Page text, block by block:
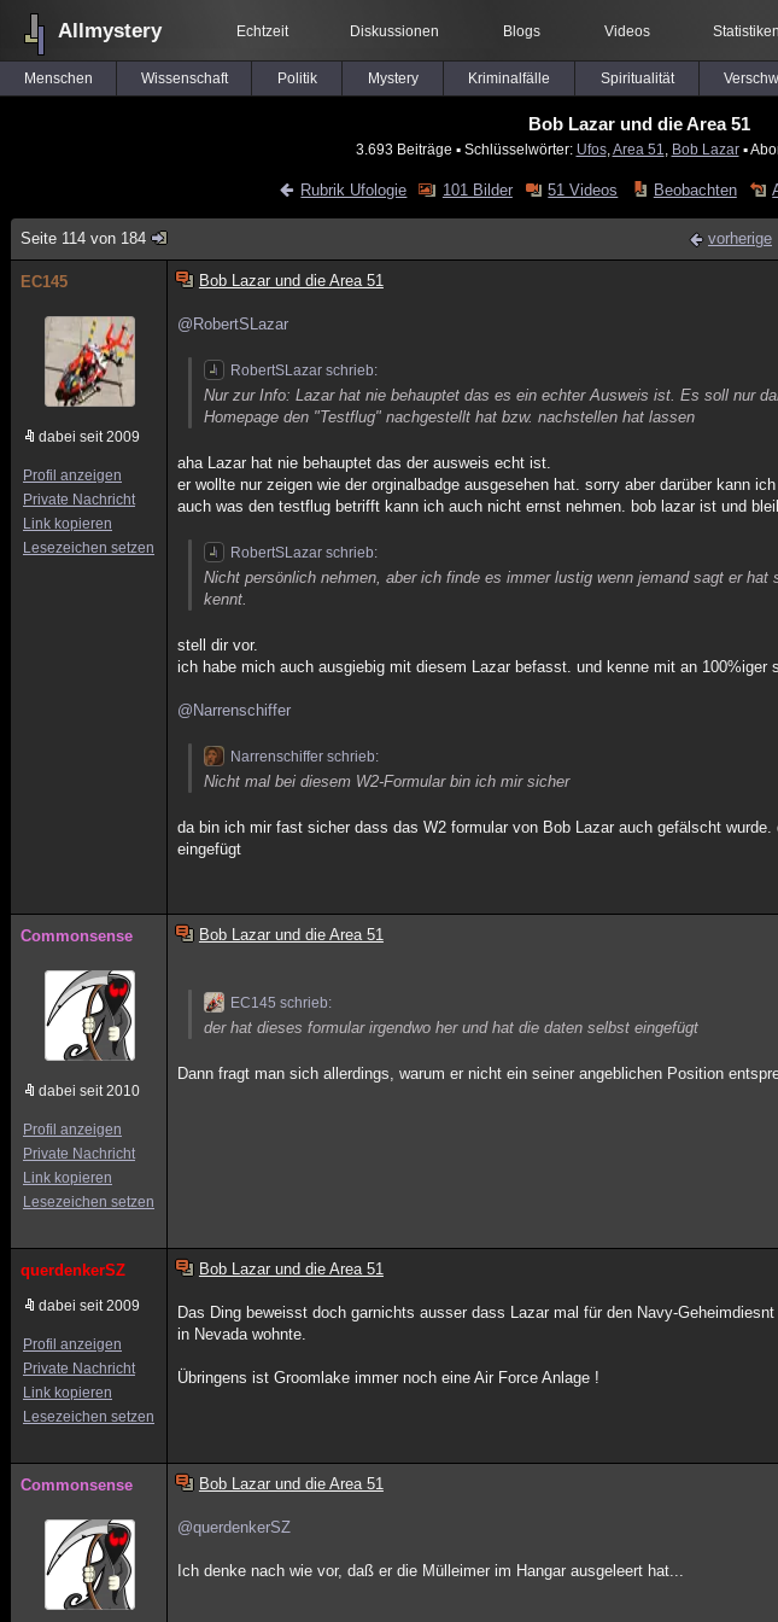
Allmystery Echtzeit Diskussionen Blogs Videos Statistiken
Menschen Wissenschaft Politik Mystery Kriminalfälle Spiritualität
Bob Lazar und die Area 51
3.693 Beiträge ▪ Schlüsselwörter: Ufos, Area 51 Bob Lazar▪
Rubrik Ufologie 101 Bilder 51 Videos Beobachten
Seite 114 von 184 vorherige
EC145
dabei seit 2009
Profil anzeigen
Private Nachricht
Link kopieren
Lesezeichen setzen
Bob Lazar und die Area 51
@RobertSLazar
RobertSLazar schrieb:
Nur zur Info: Lazar hat nie behauptet das es ein echter Ausweis ist. Es soll nur
Homepage den "Testflug" nachgestellt hat bzw. nachstellen hat lassen
aha Lazar hat nie behauptet das der ausweis echt ist.
er wollte nur zeigen wie der orginalbadge ausgesehen hat. sorry aber darüber kann
auch was den testflug betrifft kann ich auch nicht ernst nehmen. bob lazar ist und
RobertSLazar schrieb:
Nicht persönlich nehmen, aber ich finde es immer lustig wenn jemand sagt er
kennt.
stell dir vor.
ich habe mich auch ausgiebig mit diesem Lazar befasst. und kenne mit an 100%iger
@Narrenschiffer
Narrenschiffer schrieb:
Nicht mal bei diesem W2-Formular bin ich mir sicher
da bin ich mir fast sicher dass das W2 formular von Bob Lazar auch gefälscht
eingefügt
Commonsense
dabei seit 2010
Profil anzeigen
Private Nachricht
Link kopieren
Lesezeichen setzen
Bob Lazar und die Area 51
EC145 schrieb:
der hat dieses formular irgendwo her und hat die daten selbst eingefügt
Dann fragt man sich allerdings, warum er nicht ein seiner angeblichen Position
querdenkerSZ
dabei seit 2009
Profil anzeigen
Private Nachricht
Link kopieren
Lesezeichen setzen
Bob Lazar und die Area 51
Das Ding beweisst doch garnichts ausser dass Lazar mal für den Navy-
in Nevada wohnte.
Übringens ist Groomlake immer noch eine Air Force Anlage !
Commonsense Bob Lazar und die Area 51
@querdenkerSZ
Ich denke nach wie vor, daß er die Mülleimer im Hangar ausgeleert hat...